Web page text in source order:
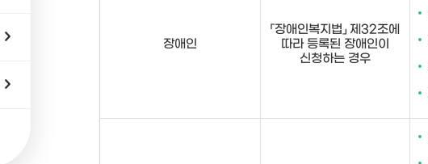
장애인
「장애인복지법」 제32조에
따라 등록된 장애인이
신청하는 경우